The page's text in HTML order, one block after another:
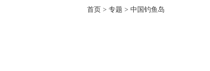
首页 > 专题 > 中国钓鱼岛